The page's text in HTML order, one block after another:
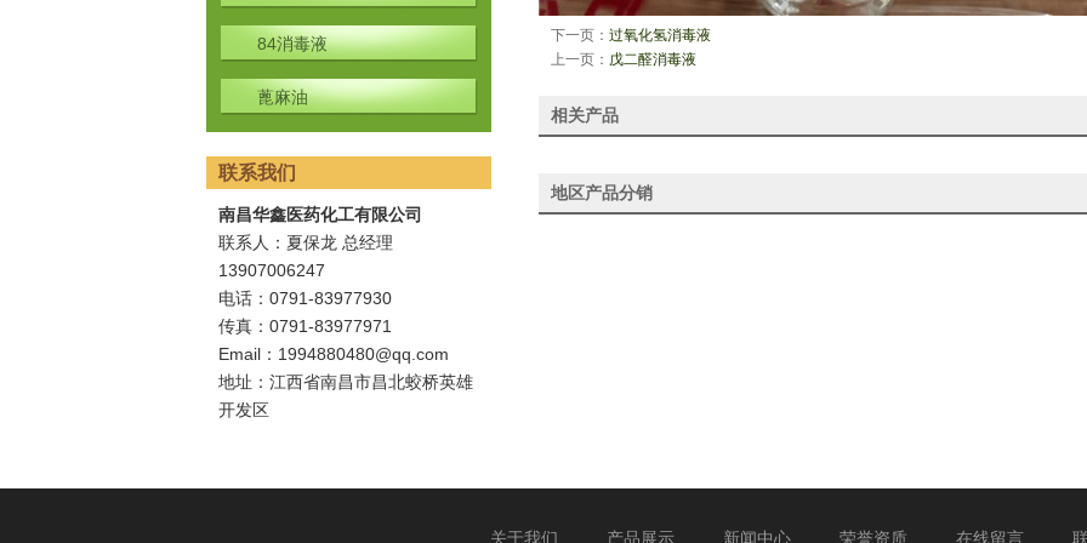
下一页： 过氧化氢消毒液
上一页： 戊二醛消毒液
相关产品
地区产品分销
84消毒液
蓖麻油
联系我们
南昌华鑫医药化工有限公司
联系人：夏保龙 总经理
13907006247
电话：0791-83977930
传真：0791-83977971
Email：1994880480@qq.com
地址：江西省南昌市昌北蛟桥英雄
开发区
关于我们 产品展示 新闻中心 荣誉资质 在线留言